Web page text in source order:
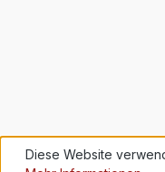
Diese Website